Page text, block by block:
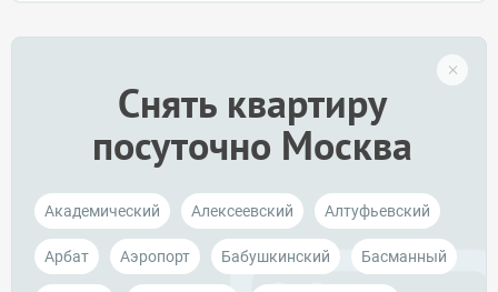
Снять квартиру
посуточно Москва
Академический Алексеевский Алтуфьевский
Арбат Аэропорт Бабушкинский Басманный